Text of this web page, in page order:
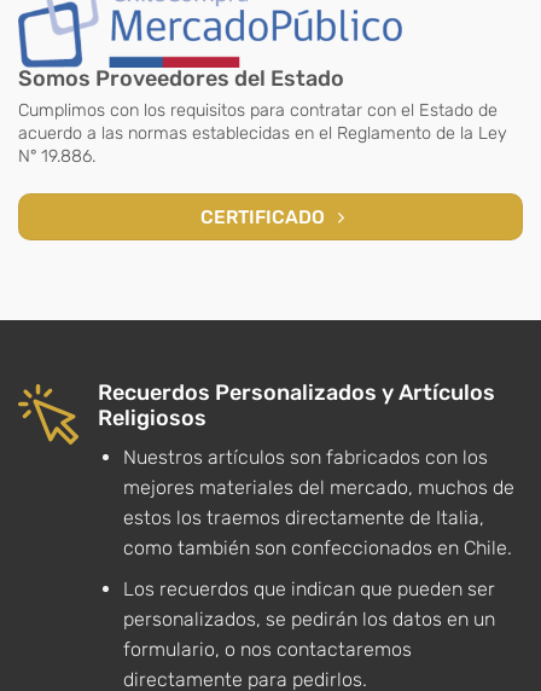
Somos Proveedores del Estado
Cumplimos con los requisitos para contratar con el Estado de
acuerdo a las normas establecidas en el Reglamento de la Ley
N° 19.886.
CERTIFICADO
Recuerdos Personalizados y Artículos
Religiosos
Nuestros artículos son fabricados con los
mejores materiales del mercado, muchos de
estos los traemos directamente de Italia,
como también son confeccionados en Chile.
Los recuerdos que indican que pueden ser
personalizados, se pedirán los datos en un
formulario, o nos contactaremos
directamente para pedirlos.